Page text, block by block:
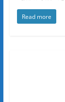
Read more